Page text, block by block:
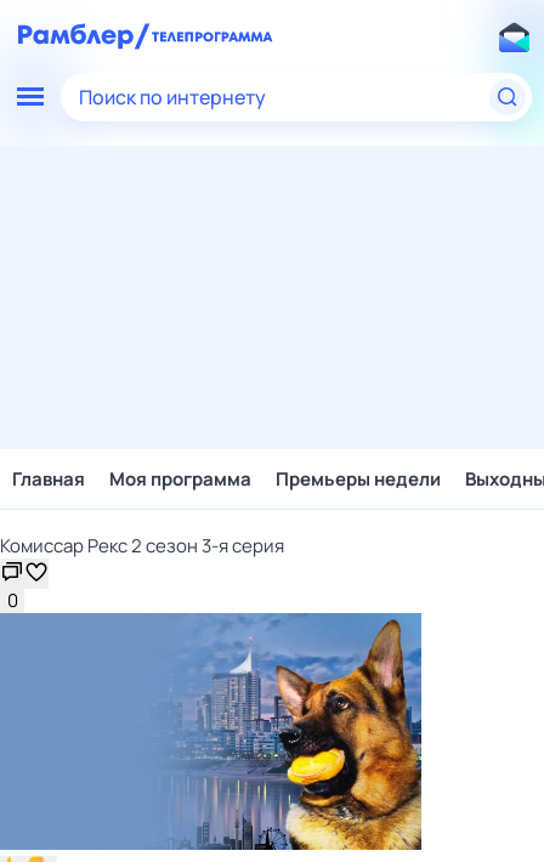
Поиск по интернету
Главная Моя программа Премьеры недели
Комиссар Рекс 2 сезон 3-я серия
0